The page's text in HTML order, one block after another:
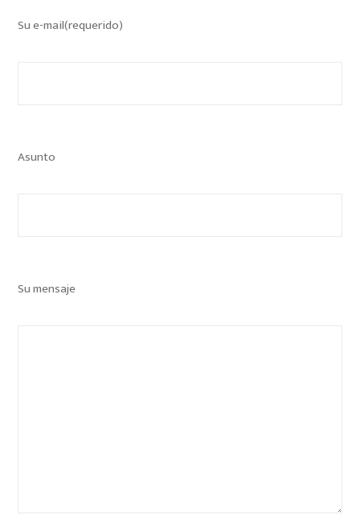
Su e-mail(requerido)
Asunto
Su mensaje